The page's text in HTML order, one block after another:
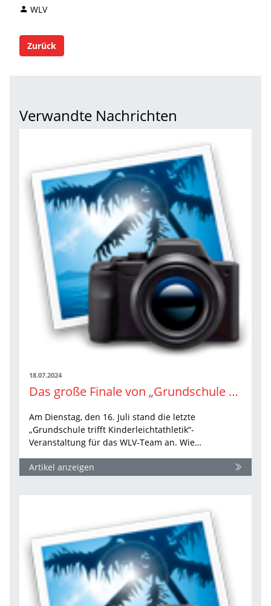
WLV
Zurück
Verwandte Nachrichten
18.07.2024
Das große Finale von „Grundschule trifft Kinderleichtathletik“ in Burladingen
Am Dienstag, den 16. Juli stand die letzte
„Grundschule trifft Kinderleichtathletik“-
Veranstaltung für das WLV-Team an. Wie…
Artikel anzeigen